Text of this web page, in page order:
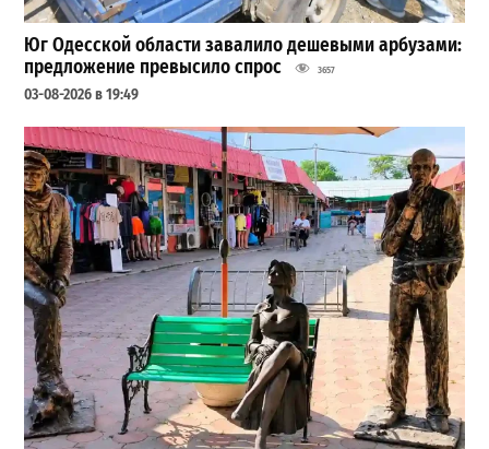
Юг Одесской области завалило дешевыми арбузами:
предложение превысило спрос
3657
03-08-2026 в 19:49